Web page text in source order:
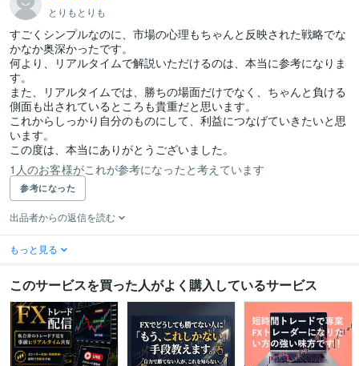
とりもとりも
すごくシンプルなのに、市場の心理もちゃんと反映された戦略でな
かなか奥深かったです。
何より、リアルタイムで解説いただけるのは、本当に参考になりま
す。
また、リアルタイムでは、勝ちの場面だけでなく、ちゃんと負ける
側面も出されているところも貴重だと思います。
これからしっかり自分のものにして、利益につなげていきたいと思
います。
この度は、本当にありがとうございました。
1人のお客様がこれが参考になったと考えています
参考になった
出品者からの返信を読む
もっと見る
このサービスを買った人がよく購入しているサービス